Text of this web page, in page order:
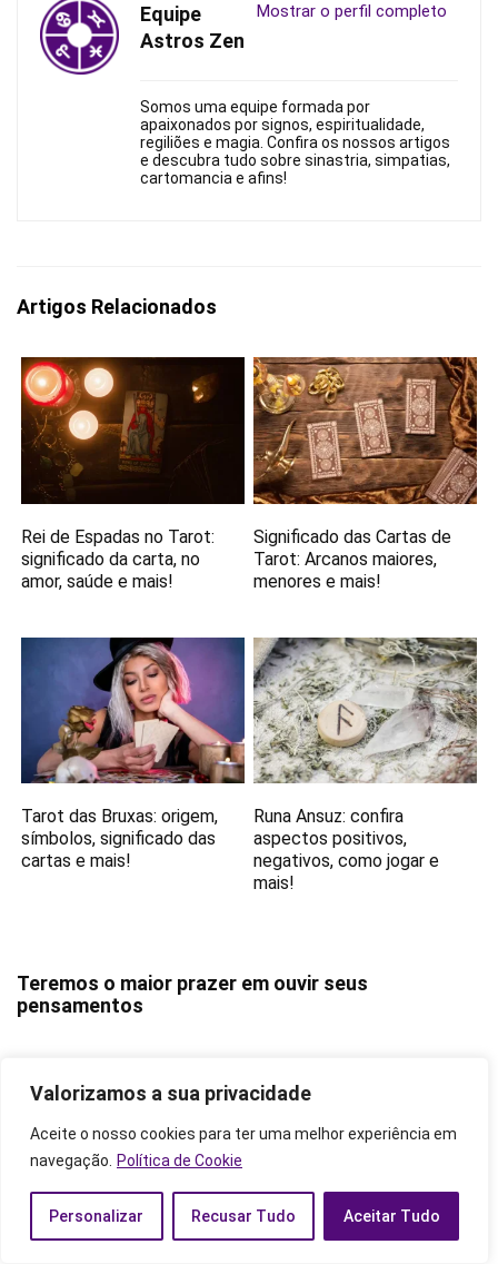
Valorizamos a sua privacidade
Aceite o nosso cookies para ter uma melhor experiência em
navegação.
Política de Cookie
Personalizar Recusar Tudo Aceitar Tudo
Mostrar o perfil completo
Equipe
Astros Zen
Somos uma equipe formada por
apaixonados por signos, espiritualidade,
regiliões e magia. Confira os nossos artigos
e descubra tudo sobre sinastria, simpatias,
cartomancia e afins!
Artigos Relacionados
Rei de Espadas no Tarot:
significado da carta, no
amor, saúde e mais!
Significado das Cartas de
Tarot: Arcanos maiores,
menores e mais!
Tarot das Bruxas: origem,
símbolos, significado das
cartas e mais!
Runa Ansuz: confira
aspectos positivos,
negativos, como jogar e
mais!
Teremos o maior prazer em ouvir seus
pensamentos
DEIXE UMA COMENTÁRIO